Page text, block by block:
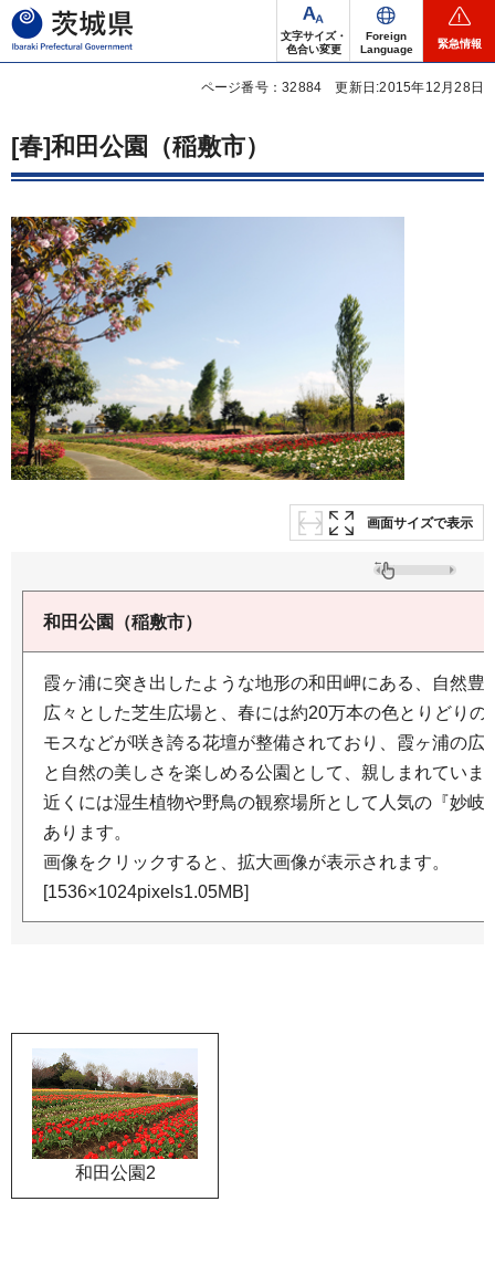
茨城県
文字サイズ・
色合い変更
Foreign
Language
緊急情報
ページ番号：32884 更新日:2015年12月28日
[春]和田公園（稲敷市）
画面サイズで表示
和田公園（稲敷市）
霞ヶ浦に突き出したような地形の和田岬にある、自然豊
広々とした芝生広場と、春には約20万本の色とりどり
モスなどが咲き誇る花壇が整備されており、霞ヶ浦の広
と自然の美しさを楽しめる公園として、親しまれていま
近くには湿生植物や野鳥の観察場所として人気の『妙岐
あります。
画像をクリックすると、拡大画像が表示されます。
[1536×1024pixels1.05MB]
和田公園2